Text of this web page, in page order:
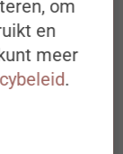
om
en
meer
.
8u00 in